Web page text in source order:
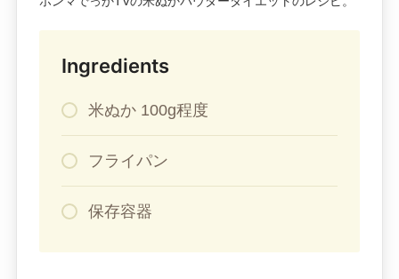
Ingredients
米ぬか 100g程度
フライパン
保存容器